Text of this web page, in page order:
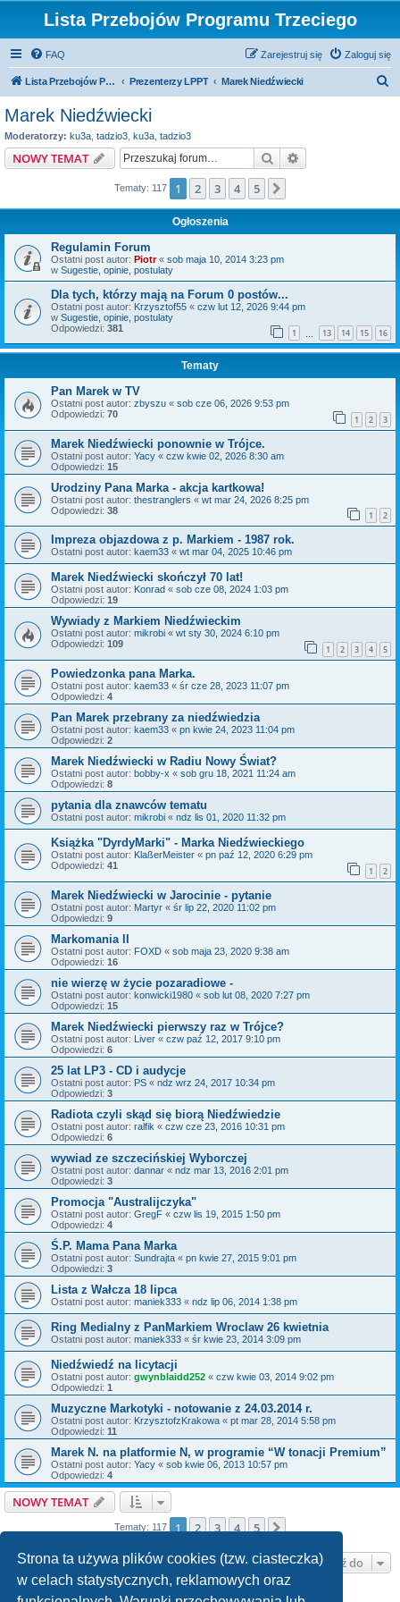
Strona ta używa plików cookies (tzw. ciasteczka)
w celach statystycznych, reklamowych oraz
Lista Przebojów Programu Trzeciego
FAQ Zaloguj się
Zarejestruj się
Lista Przebojów Programu Trzeciego Prezenterzy LPPT Marek Niedźwiecki
Marek Niedźwiecki
Moderatorzy: ku3a tadzio3 ku3a tadzio3
NOWY TEMAT Szukaj
Tematy: 117 1 2 3 4 5
Ogłoszenia
Regulamin Forum
Ostatni post autor: Piotr« sob maja 10, 2014 3:23 pm
w Sugestie, opinie, postulaty
Dla tych, którzy mają na Forum 0 postów...
Ostatni post autor: Krzysztof55 « czw lut 12, 2026 9:44 pm
w Sugestie, opinie, postulaty
Odpowiedzi: 381 1 13 14 15 16
Tematy
Pan Marek w TV
Ostatni post autor: zbyszu « sob cze 06, 2026 9:53 pm
Odpowiedzi: 70 1 2 3
Marek Niedźwiecki ponownie w Trójce.
Ostatni post autor: Yacy « czw kwie 02, 2026 8:30 am
Odpowiedzi: 15
Urodziny Pana Marka - akcja kartkowa!
Ostatni post autor: thestranglers « wt mar 24, 2026 8:25 pm
Odpowiedzi: 38 1 2
Impreza objazdowa z p. Markiem - 1987 rok.
Ostatni post autor: kaem33 « wt mar 04, 2025 10:46 pm
Marek Niedźwiecki skończył 70 lat!
Ostatni post autor: Konrad « sob cze 08, 2024 1:03 pm
Odpowiedzi: 19
Wywiady z Markiem Niedźwieckim
Ostatni post autor: mikrobi « wt sty 30, 2024 6:10 pm
Odpowiedzi: 109 1 2 3 4 5
Powiedzonka pana Marka.
Ostatni post autor: kaem33 « śr cze 28, 2023 11:07 pm
Odpowiedzi: 4
Pan Marek przebrany za niedźwiedzia
Ostatni post autor: kaem33 « pn kwie 24, 2023 11:04 pm
Odpowiedzi: 2
Marek Niedźwiecki w Radiu Nowy Świat?
Ostatni post autor: bobby-x « sob gru 18, 2021 11:24 am
Odpowiedzi: 8
pytania dla znawców tematu
Ostatni post autor: mikrobi « ndz lis 01, 2020 11:32 pm
Książka "DyrdyMarki" - Marka Niedźwieckiego
Ostatni post autor: KlaßerMeister « pn paź 12, 2020 6:29 pm
Odpowiedzi: 41 1 2
Marek Niedźwiecki w Jarocinie - pytanie
Ostatni post autor: Martyr « śr lip 22, 2020 11:02 pm
Odpowiedzi: 9
Markomania II
Ostatni post autor: FOXD « sob maja 23, 2020 9:38 am
Odpowiedzi: 16
nie wierzę w życie pozaradiowe -
Ostatni post autor: konwicki1980 « sob lut 08, 2020 7:27 pm
Odpowiedzi: 15
Marek Niedźwiecki pierwszy raz w Trójce?
Ostatni post autor: Liver « czw paź 12, 2017 9:10 pm
Odpowiedzi: 6
25 lat LP3 - CD i audycje
Ostatni post autor: PS « ndz wrz 24, 2017 10:34 pm
Odpowiedzi: 3
Radiota czyli skąd się biorą Niedźwiedzie
Ostatni post autor: ralfik « czw cze 23, 2016 10:31 pm
Odpowiedzi: 6
wywiad ze szczecińskiej Wyborczej
Ostatni post autor: dannar « ndz mar 13, 2016 2:01 pm
Odpowiedzi: 3
Promocja "Australijczyka"
Ostatni post autor: GregF « czw lis 19, 2015 1:50 pm
Odpowiedzi: 4
Ś.P. Mama Pana Marka
Ostatni post autor: Sundrajta « pn kwie 27, 2015 9:01 pm
Odpowiedzi: 3
Lista z Wałcza 18 lipca
Ostatni post autor: maniek333 « ndz lip 06, 2014 1:38 pm
Ring Medialny z PanMarkiem Wroclaw 26 kwietnia
Ostatni post autor: maniek333 « śr kwie 23, 2014 3:09 pm
Niedźwiedź na licytacji
Ostatni post autor: gwynblaidd252 « czw kwie 03, 2014 9:02 pm
Odpowiedzi: 1
Muzyczne Markotyki - notowanie z 24.03.2014 r.
Ostatni post autor: KrzysztofzKrakowa « pt mar 28, 2014 5:58 pm
Odpowiedzi: 11
Marek N. na platformie N, w programie “W tonacji Premium”
Ostatni post autor: Yacy « sob kwie 06, 2013 10:57 pm
Odpowiedzi: 4
NOWY TEMAT
Tematy: 117 1 2 3 4 5 Następna
Przejdź do